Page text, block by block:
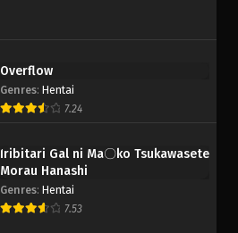
Overflow
Genres: Hentai
7.24
Iribitari Gal ni Ma〇ko Tsukawasete
Morau Hanashi
Genres: Hentai
7.53